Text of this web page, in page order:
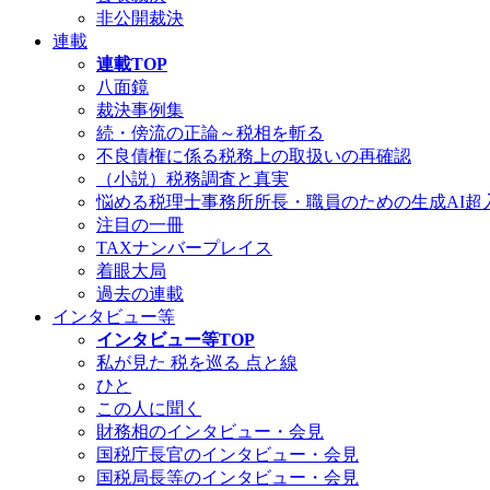
非公開裁決
連載
連載TOP
八面鏡
裁決事例集
続・傍流の正論～税相を斬る
不良債権に係る税務上の取扱いの再確認
（小説）税務調査と真実
悩める税理士事務所所長・職員のための生成AI超
注目の一冊
TAXナンバープレイス
着眼大局
過去の連載
インタビュー等
インタビュー等TOP
私が見た 税を巡る 点と線
ひと
この人に聞く
財務相のインタビュー・会見
国税庁長官のインタビュー・会見
国税局長等のインタビュー・会見